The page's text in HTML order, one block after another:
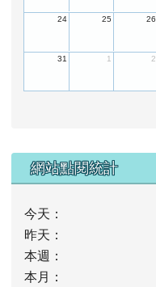
24 25 26
31 1 2
下中左區域內容
網站點閱統計
今天：
昨天：
本週：
本月：